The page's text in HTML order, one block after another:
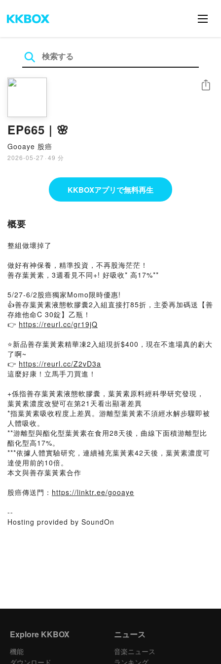
EP665 | 🌸
Gooaye 股癌
2026-05-27 · 49 分
シェア
KKBOXアプリで無料再生
概要
整組做壞掉了
做好有神保養，精準投資，不再股海茫茫！
善存葉黃素，3週看見不同+! 好吸收* 高17%**
5/27-6/2股癌獨家Momo限時優惠!
👍善存葉黃素液態軟膠囊2入組直接打85折，主委再加碼送【善
存維他命C 30錠】乙瓶！
👉 https://reurl.cc/gr19jQ
⭐新品善存葉黃素精華凍2入組現折$400，現在不進場真的虧大
了啊~
👉 https://reurl.cc/Z2vD3a
這麼好康！立馬手刀買進！
+係指善存葉黃素液態軟膠囊，葉黃素原料經科學研究發現，
葉黃素濃度改變可在第21天看出顯著差異
*指葉黃素吸收程度上差異。游離型葉黃素不須經水解步驟即被
人體吸收。
**游離型與酯化型葉黃素在食用28天後，曲線下面積游離型比
酯化型高17%。
***依據人體實驗研究，連續補充葉黃素42天後，葉黃素濃度可
達使用前的10倍。
本文與善存葉黃素合作
股癌傳送門： https://linktr.ee/gooaye
--
Hosting provided by SoundOn
Explore KKBOX
機能
ダウンロード
ニュース
音楽ニュース
ランキング